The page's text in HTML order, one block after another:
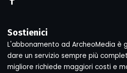
Sostienici
L'abbonamento ad ArcheoMedia è
dare un servizio sempre più
migliore richiede maggiori costi e